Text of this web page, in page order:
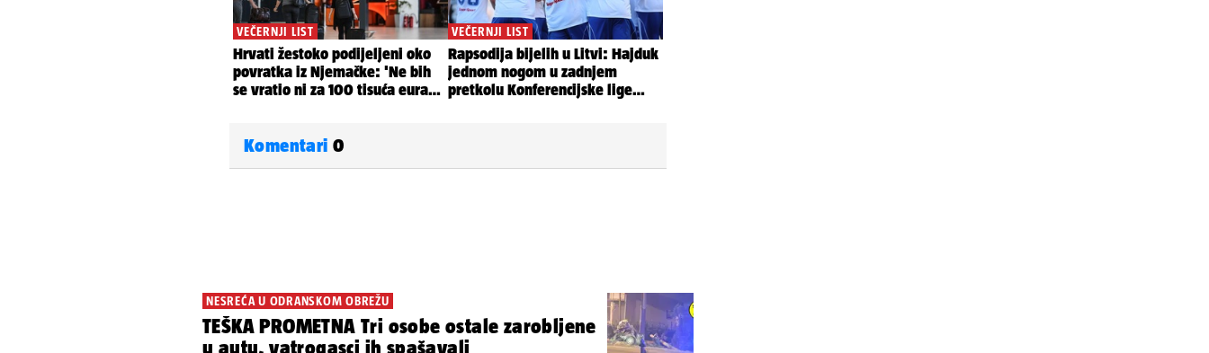
Komentari 0
NESREĆA U ODRANSKOM OBREŽU
TEŠKA PROMETNA Tri osobe ostale zarobljene
u autu, vatrogasci ih spašavali